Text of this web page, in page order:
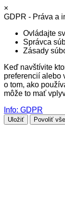
×
GDPR - Práva a
Ovládajte
Správca
Zásady
Keď navštívite
preferencií alebo
o tom, ako
môže to mať
Info: GDPR
Uložiť Povoliť